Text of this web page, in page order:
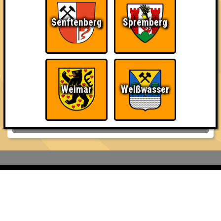
9 9 4
10. Die Lamas
21
11. Wir suchen Stefan und Peter
9 2
3 14
Senftenberg Spremberg
Weimar Weißwasser